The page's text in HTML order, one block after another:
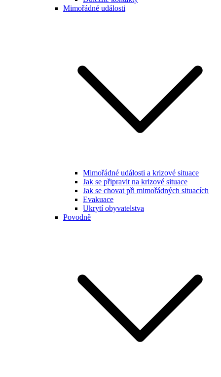
Mimořádné události
Mimořádné události a krizové situace
Jak se připravit na krizové situace
Jak se chovat při mimořádných situacích
Evakuace
Ukrytí obyvatelstva
Povodně